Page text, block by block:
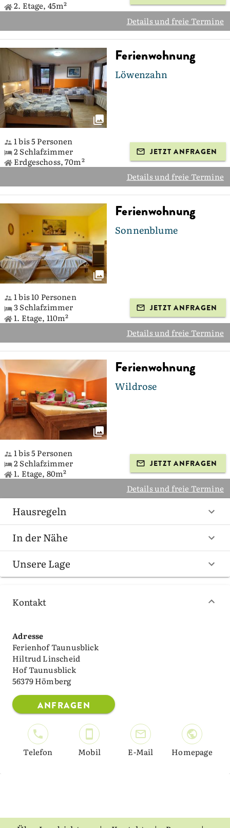
2. Etage, 45m²
Details und freie Termine
Ferienwohnung
Löwenzahn
1 bis 5 Personen
2 Schlafzimmer
Erdgeschoss, 70m²
JETZT ANFRAGEN
Details und freie Termine
Ferienwohnung
Sonnenblume
1 bis 10 Personen
3 Schlafzimmer
1. Etage, 110m²
JETZT ANFRAGEN
Details und freie Termine
Ferienwohnung
Wildrose
1 bis 5 Personen
2 Schlafzimmer
1. Etage, 80m²
JETZT ANFRAGEN
Details und freie Termine
Hausregeln
In der Nähe
Unsere Lage
Kontakt
Adresse
Ferienhof Taunusblick
Hiltrud Linscheid
Hof Taunusblick
56379 Hömberg
ANFRAGEN
Telefon Mobil E-Mail Homepage